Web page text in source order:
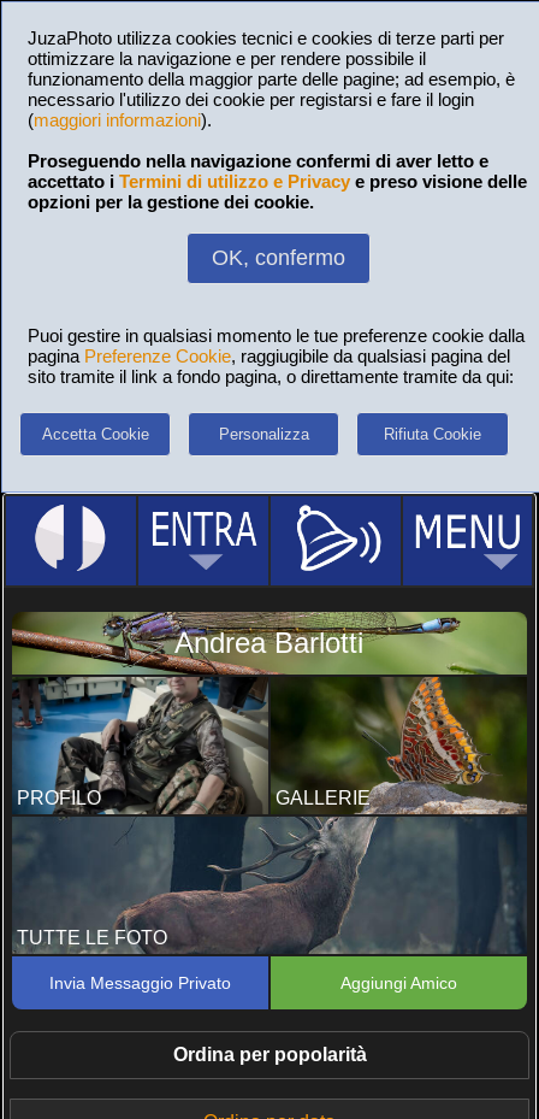
JuzaPhoto utilizza cookies tecnici e cookies di terze parti per
ottimizzare la navigazione e per rendere possibile il
funzionamento della maggior parte delle pagine; ad esempio, è
necessario l'utilizzo dei cookie per registarsi e fare il login
(maggiori informazioni).
Proseguendo nella navigazione confermi di aver letto e
accettato i Termini di utilizzo e Privacy e preso visione delle
opzioni per la gestione dei cookie.
OK, confermo
Puoi gestire in qualsiasi momento le tue preferenze cookie dalla
pagina Preferenze Cookie, raggiugibile da qualsiasi pagina del
sito tramite il link a fondo pagina, o direttamente tramite da qui:
Accetta Cookie Personalizza Rifiuta Cookie
Andrea Barlotti
PROFILO GALLERIE
TUTTE LE FOTO
Invia Messaggio Privato Aggiungi Amico
Ordina per popolarità